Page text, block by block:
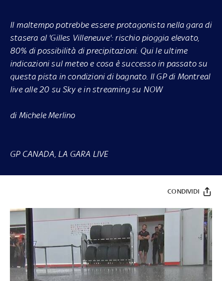
Il maltempo potrebbe essere protagonista nella gara di
stasera al 'Gilles Villeneuve': rischio pioggia elevato,
80% di possibilità di precipitazioni. Qui le ultime
indicazioni sul meteo e cosa è successo in passato su
questa pista in condizioni di bagnato. Il GP di Montreal
live alle 20 suSkye in streaming su NOW
di Michele Merlino
GP CANADA, LA GARA LIVE
CONDIVIDI